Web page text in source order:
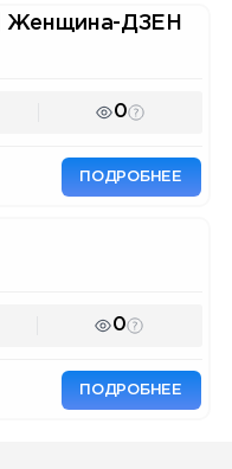
| Женщина-ДЗЕН
0
ПОДРОБНЕЕ
0
ПОДРОБНЕЕ